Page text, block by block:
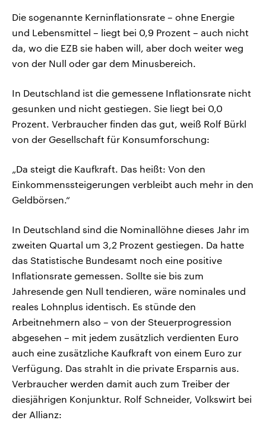
Die sogenannte Kerninflationsrate – ohne Energie
und Lebensmittel – liegt bei 0,9 Prozent – auch nicht
da, wo die EZB sie haben will, aber doch weiter weg
von der Null oder gar dem Minusbereich.
In Deutschland ist die gemessene Inflationsrate nicht
gesunken und nicht gestiegen. Sie liegt bei 0,0
Prozent. Verbraucher finden das gut, weiß Rolf Bürkl
von der Gesellschaft für Konsumforschung:
„Da steigt die Kaufkraft. Das heißt: Von den
Einkommenssteigerungen verbleibt auch mehr in den
Geldbörsen.“
In Deutschland sind die Nominallöhne dieses Jahr im
zweiten Quartal um 3,2 Prozent gestiegen. Da hatte
das Statistische Bundesamt noch eine positive
Inflationsrate gemessen. Sollte sie bis zum
Jahresende gen Null tendieren, wäre nominales und
reales Lohnplus identisch. Es stünde den
Arbeitnehmern also – von der Steuerprogression
abgesehen – mit jedem zusätzlich verdienten Euro
auch eine zusätzliche Kaufkraft von einem Euro zur
Verfügung. Das strahlt in die private Ersparnis aus.
Verbraucher werden damit auch zum Treiber der
diesjährigen Konjunktur. Rolf Schneider, Volkswirt bei
der Allianz: